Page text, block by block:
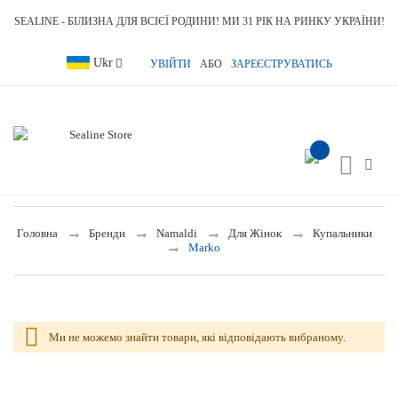
SEALINE - БІЛИЗНА ДЛЯ ВСІЄЇ РОДИНИ! МИ 31 РІК НА РИНКУ УКРАЇНИ!
Language
Ukr УВІЙТИ АБО ЗАРЕЄСТРУВАТИСЬ
Nav
item(s) -
Головна Бренди Namaldi Для Жінок
Купальники
Marko
Ми не можемо знайти товари, які відповідають вибраному.